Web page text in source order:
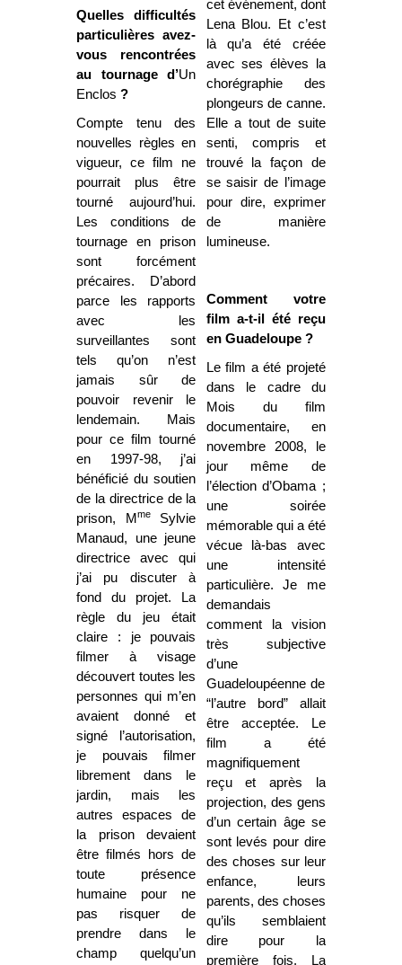
Quelles difficultés
particulières avez-
vous rencontrées
au tournage d’Un
Enclos ?
Compte tenu des
nouvelles règles en
vigueur, ce film ne
pourrait plus être
tourné aujourd’hui.
Les conditions de
tournage en prison
sont forcément
précaires. D’abord
parce les rapports
avec les
surveillantes sont
tels qu’on n’est
jamais sûr de
pouvoir revenir le
lendemain. Mais
pour ce film tourné
en 1997-98, j’ai
bénéficié du soutien
de la directrice de la
prison, M meSylvie
Manaud, une jeune
directrice avec qui
j’ai pu discuter à
fond du projet. La
règle du jeu était
claire : je pouvais
filmer à visage
découvert toutes les
personnes qui m’en
avaient donné et
signé l’autorisation,
je pouvais filmer
librement dans le
jardin, mais les
autres espaces de
la prison devaient
être filmés hors de
toute présence
humaine pour ne
pas risquer de
prendre dans le
champ quelqu’un
cet événement, dont
Lena Blou. Et c’est
là qu’a été créée
avec ses élèves la
chorégraphie des
plongeurs de canne.
Elle a tout de suite
senti, compris et
trouvé la façon de
se saisir de l’image
pour dire, exprimer
de manière
lumineuse.
Comment votre
film a-t-il été reçu
en Guadeloupe ?
Le film a été projeté
dans le cadre du
Mois du film
documentaire, en
novembre 2008, le
jour même de
l’élection d’Obama ;
une soirée
mémorable qui a été
vécue là-bas avec
une intensité
particulière. Je me
demandais
comment la vision
très subjective
d’une
Guadeloupéenne de
“l’autre bord” allait
être acceptée. Le
film a été
magnifiquement
reçu et après la
projection, des gens
d’un certain âge se
sont levés pour dire
des choses sur leur
enfance, leurs
parents, des choses
qu’ils semblaient
dire pour la
première fois. La